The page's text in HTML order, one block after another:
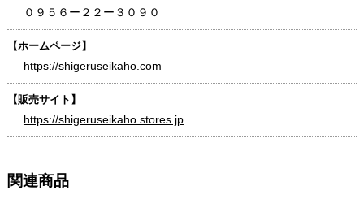
０９５６ー２２ー３０９０
【ホームページ】
https://shigeruseikaho.com
【販売サイト】
https://shigeruseikaho.stores.jp
関連商品